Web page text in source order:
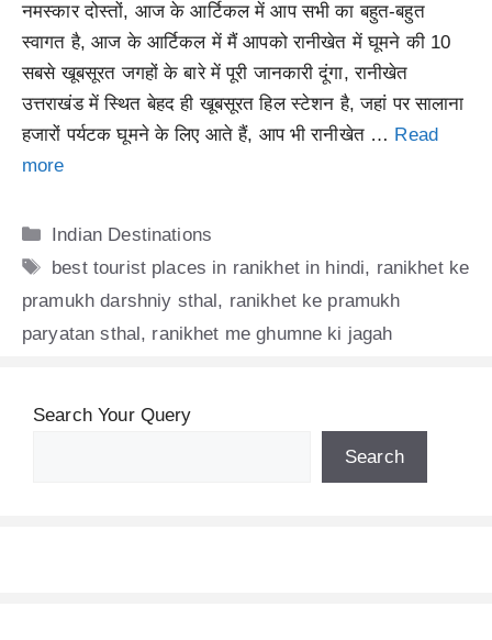
नमस्कार दोस्तों, आज के आर्टिकल में आप सभी का बहुत-बहुत
स्वागत है, आज के आर्टिकल में मैं आपको रानीखेत में घूमने की 10
सबसे खूबसूरत जगहों के बारे में पूरी जानकारी दूंगा, रानीखेत
उत्तराखंड में स्थित बेहद ही खूबसूरत हिल स्टेशन है, जहां पर सालाना
हजारों पर्यटक घूमने के लिए आते हैं, आप भी रानीखेत … Read
more
Categories
Indian Destinations
Tags
best tourist places in ranikhet in hindi, ranikhet ke
pramukh darshniy sthal, ranikhet ke pramukh
paryatan sthal, ranikhet me ghumne ki jagah
Search Your Query
Search